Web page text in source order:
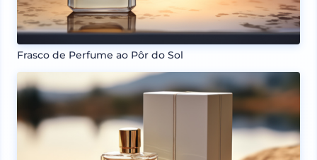
Frasco de Perfume ao Pôr do Sol